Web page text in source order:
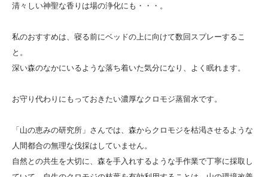
清々しい神聖な香りは場の浄化にも・・・。
私のおすすめは、寝る前にベッドの上に向けて数回スプレーするこ
と。
深い森のなかにいるような落ち着いた気分になり、よく眠れます。
お守り代わりにもっておきたい濃厚なクロモジ蒸留水です。
「山の恵みの研究所」さんでは、森からクロモジを枯渇させるような
人間都合の無理な伐採はしていません。
自然との共生を大切に、森を手入れするような手作業で丁寧に採取し